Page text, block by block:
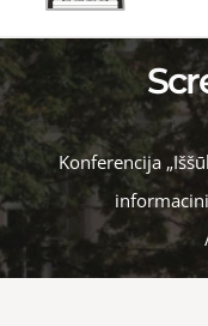
Konferencija